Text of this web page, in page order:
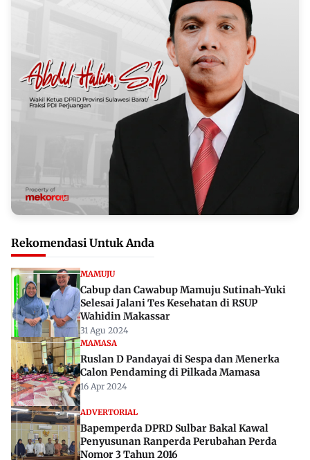
Rekomendasi Untuk Anda
MAMUJU
Cabup dan Cawabup Mamuju Sutinah-Yuki
Selesai Jalani Tes Kesehatan di RSUP
Wahidin Makassar
31 Agu 2024
MAMASA
Ruslan D Pandayai di Sespa dan Menerka
Calon Pendaming di Pilkada Mamasa
16 Apr 2024
ADVERTORIAL
Bapemperda DPRD Sulbar Bakal Kawal
Penyusunan Ranperda Perubahan Perda
Nomor 3 Tahun 2016